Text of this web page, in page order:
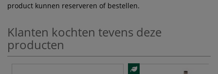
product kunnen reserveren of bestellen.
Klanten kochten tevens deze
producten